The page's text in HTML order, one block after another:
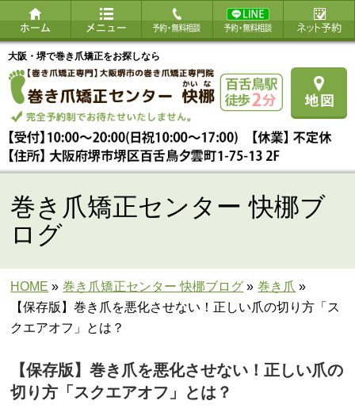
大阪・堺で巻き爪矯正をお探しなら
巻き爪矯正センター 快梛ブ
ログ
HOME » 巻き爪矯正センター 快梛ブログ » 巻き爪 »
【保存版】巻き爪を悪化させない！正しい爪の切り方「ス
クエアオフ」とは？
【保存版】巻き爪を悪化させない！正しい爪の
切り方「スクエアオフ」とは？